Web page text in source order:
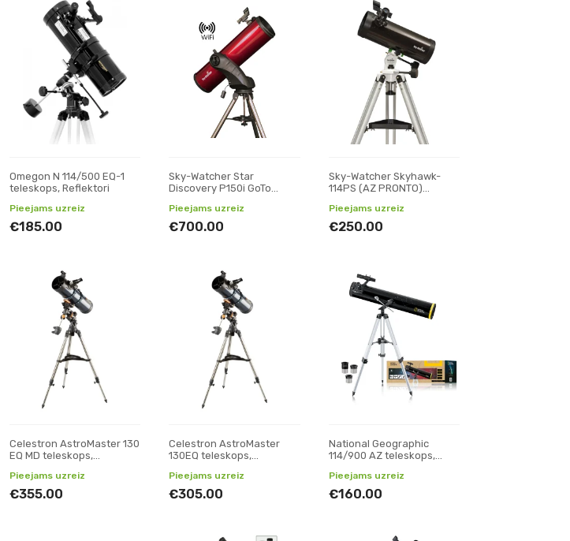
Omegon N 114/500 EQ-1
teleskops, Reflektori
Pieejams uzreiz
€185.00
Sky-Watcher Star
Discovery P150i GoTo
Pieejams uzreiz
€700.00
Sky-Watcher Skyhawk-
114PS (AZ PRONTO)
Pieejams uzreiz
€250.00
Celestron AstroMaster 130
EQ MD teleskops,
Pieejams uzreiz
€355.00
Celestron AstroMaster
130EQ teleskops,
Pieejams uzreiz
€305.00
National Geographic
114/900 AZ teleskops,
Pieejams uzreiz
€160.00